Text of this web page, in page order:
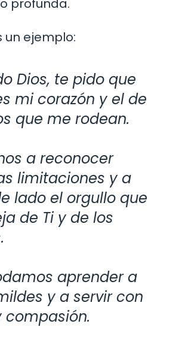
profunda.
un ejemplo:
Dios, te pido que
mi corazón y el de
que me rodean.
a reconocer
limitaciones y a
lado el orgullo que
de Ti y de los
aprender a
y a servir con
compasión.